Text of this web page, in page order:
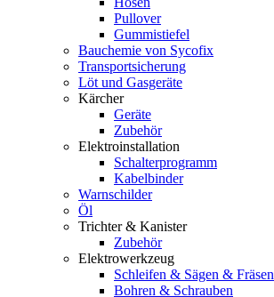
Pullover
Gummistiefel
Bauchemie von Sycofix
Transportsicherung
Löt und Gasgeräte
Kärcher
Geräte
Zubehör
Elektroinstallation
Schalterprogramm
Kabelbinder
Warnschilder
Öl
Trichter & Kanister
Zubehör
Elektrowerkzeug
Schleifen & Sägen & Fräsen
Bohren & Schrauben